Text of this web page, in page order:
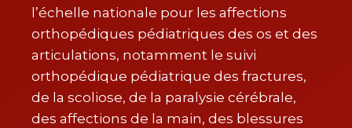
l’échelle nationale pour les affections
orthopédiques pédiatriques des os et des
articulations, notamment le suivi
orthopédique pédiatrique des fractures,
de la scoliose, de la paralysie cérébrale,
des affections de la main, des blessures